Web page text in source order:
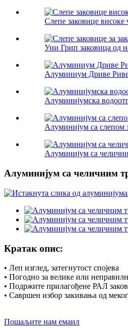
Слепе заковице
Уни Грип заковица од
Алуминиум Дриве
Алуминијумска
Алуминијум са слепом
Алуминијум са
Алуминијум са челичним
Кратак опис:
• Леп изглед, затегнутост спојева
• Погодно за велике или
• Подржите прилагођене РАЛ
• Савршен избор закивања од
Пошаљите нам емаил